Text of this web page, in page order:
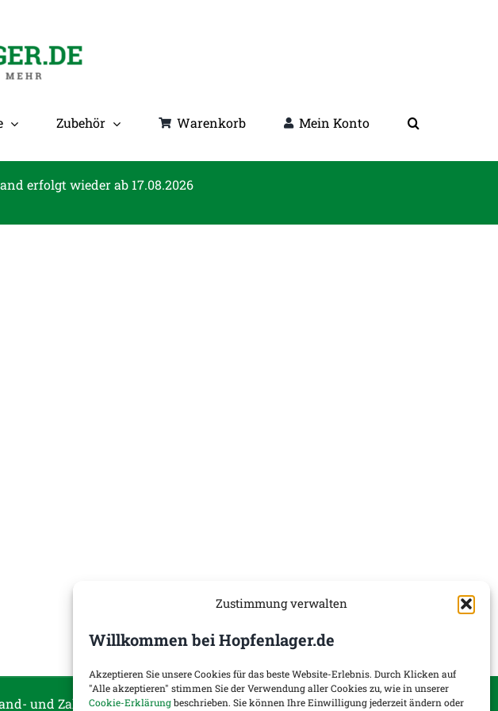
Zustimmung verwalten
Willkommen bei Hopfenlager.de
Akzeptieren Sie unsere Cookies für das beste Website-Erlebnis. Durch Klicken auf
"Alle akzeptieren" stimmen Sie der Verwendung aller Cookies zu, wie in unserer
Cookie-Erklärungbeschrieben. Sie können Ihre Einwilligung jederzeit ändern oder
Zubehör Warenkorb Mein Konto
erfolgt wieder ab 17.08.2026
und Zahlungsoptionen Widerruf